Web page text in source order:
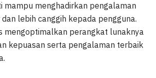
mampu menghadirkan pengalaman
lebih canggih kepada pengguna.
mengoptimalkan perangkat lunaknya
kepuasan serta pengalaman terbaik